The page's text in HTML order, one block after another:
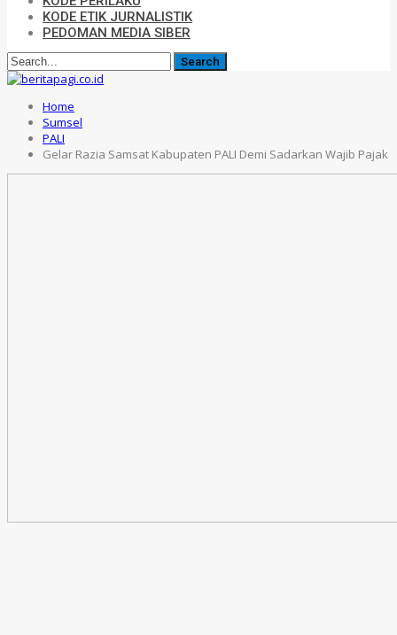
KODE ETIK JURNALISTIK
PEDOMAN MEDIA SIBER
Home
Sumsel
PALI
Gelar Razia Samsat Kabupaten PALI Demi Sadarkan Wajib Pajak